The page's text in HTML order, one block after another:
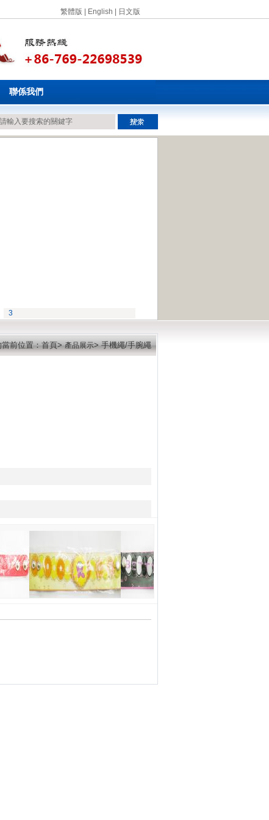
繁體版 English 日文版
聯係我們
3
當前位置：首頁>產品展示> 手機繩/手腕繩